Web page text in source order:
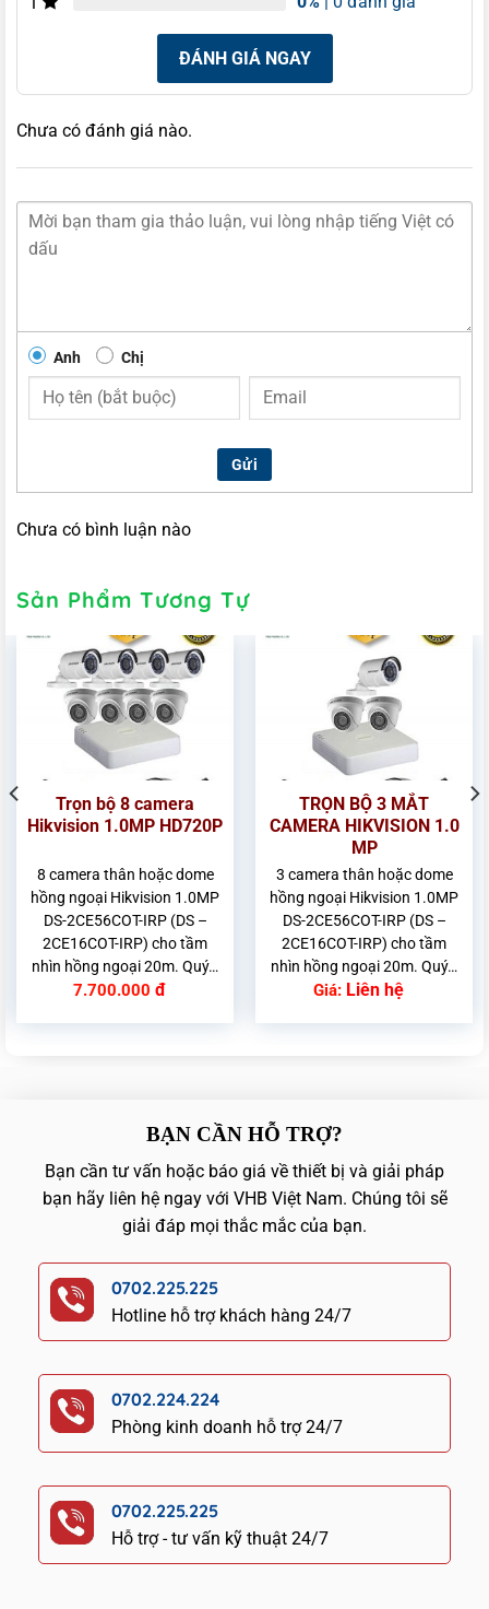
ĐÁNH GIÁ NGAY
Chưa có đánh giá nào.
Anh Chị
Gửi
Chưa có bình luận nào
Sản Phẩm Tương Tự
Trọn bộ 8 camera
Hikvision 1.0MP HD720P
8 camera thân hoặc dome
hồng ngoại Hikvision 1.0MP
DS-2CE56COT-IRP (DS –
2CE16COT-IRP) cho tầm
nhìn hồng ngoại 20m. Quý…
7.700.000 đ
TRỌN BỘ 3 MẮT
CAMERA HIKVISION 1.0
MP
3 camera thân hoặc dome
hồng ngoại Hikvision 1.0MP
DS-2CE56COT-IRP (DS –
2CE16COT-IRP) cho tầm
nhìn hồng ngoại 20m. Quý…
Giá: Liên hệ
BẠN CẦN HỖ TRỢ?
Bạn cần tư vấn hoặc báo giá về thiết bị và giải pháp
bạn hãy liên hệ ngay với VHB Việt Nam. Chúng tôi sẽ
giải đáp mọi thắc mắc của bạn.
0702.225.225
Hotline hỗ trợ khách hàng 24/7
0702.224.224
Phòng kinh doanh hỗ trợ 24/7
0702.225.225
Hỗ trợ - tư vấn kỹ thuật 24/7